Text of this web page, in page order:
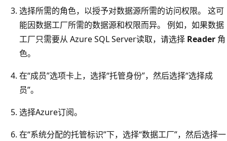
选择所需的角色，以授予对数据源所需的访问权限。 这可
能因数据工厂所需的数据源和权限而异。 例如，如果数据
工厂只需要从 Azure SQL Server读取，请选择 Reader 角
色。
在“成员”选项卡上，选择“托管身份”，然后选择“选择成
员”。
选择Azure订阅。
在“系统分配的托管标识”下，选择“数据工厂”，然后选择一